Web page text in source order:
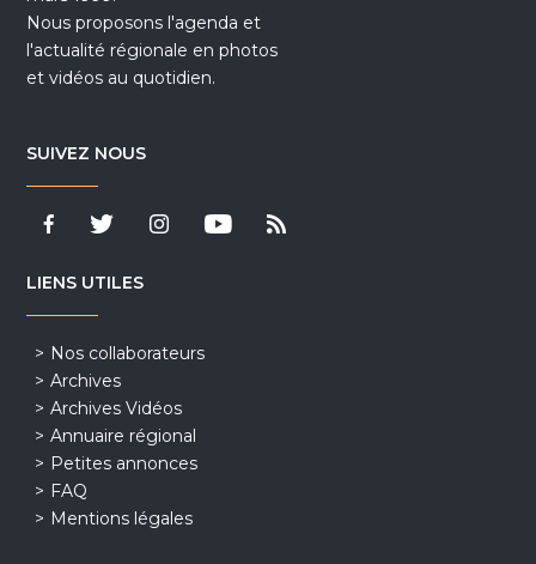
Nous proposons l'agenda et
l'actualité régionale en photos
et vidéos au quotidien.
SUIVEZ NOUS
LIENS UTILES
Nos collaborateurs
Archives
Archives Vidéos
Annuaire régional
Petites annonces
FAQ
Mentions légales